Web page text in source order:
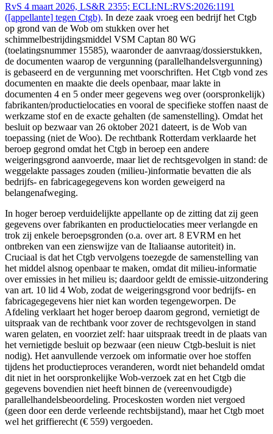
RvS 4 maart 2026, LS&R 2355; ECLI:NL:RVS:2026:1191
([appellante] tegen Ctgb). In deze zaak vroeg een bedrijf het Ctgb
op grond van de Wob om stukken over het
schimmelbestrijdingsmiddel VSM Captan 80 WG
(toelatingsnummer 15585), waaronder de aanvraag/dossierstukken,
de documenten waarop de vergunning (parallelhandelsvergunning)
is gebaseerd en de vergunning met voorschriften. Het Ctgb vond zes
documenten en maakte die deels openbaar, maar lakte in
documenten 4 en 5 onder meer gegevens weg over (oorspronkelijk)
fabrikanten/productielocaties en vooral de specifieke stoffen naast de
werkzame stof en de exacte gehalten (de samenstelling). Omdat het
besluit op bezwaar van 26 oktober 2021 dateert, is de Wob van
toepassing (niet de Woo). De rechtbank Rotterdam verklaarde het
beroep gegrond omdat het Ctgb in beroep een andere
weigeringsgrond aanvoerde, maar liet de rechtsgevolgen in stand: de
weggelakte passages zouden (milieu-)informatie bevatten die als
bedrijfs- en fabricagegegevens kon worden geweigerd na
belangenafweging.
In hoger beroep verduidelijkte appellante op de zitting dat zij geen
gegevens over fabrikanten en productielocaties meer verlangde en
trok zij enkele beroepsgronden (o.a. over art. 8 EVRM en het
ontbreken van een zienswijze van de Italiaanse autoriteit) in.
Cruciaal is dat het Ctgb vervolgens toezegde de samenstelling van
het middel alsnog openbaar te maken, omdat dit milieu-informatie
over emissies in het milieu is; daardoor geldt de emissie-uitzondering
van art. 10 lid 4 Wob, zodat de weigeringsgrond voor bedrijfs- en
fabricagegegevens hier niet kan worden tegengeworpen. De
Afdeling verklaart het hoger beroep daarom gegrond, vernietigt de
uitspraak van de rechtbank voor zover de rechtsgevolgen in stand
waren gelaten, en voorziet zelf: haar uitspraak treedt in de plaats van
het vernietigde besluit op bezwaar (een nieuw Ctgb-besluit is niet
nodig). Het aanvullende verzoek om informatie over hoe stoffen
tijdens het productieproces veranderen, wordt niet behandeld omdat
dit niet in het oorspronkelijke Wob-verzoek zat en het Ctgb die
gegevens bovendien niet heeft binnen de (vereenvoudigde)
parallelhandelsbeoordeling. Proceskosten worden niet vergoed
(geen door een derde verleende rechtsbijstand), maar het Ctgb moet
wel het griffierecht (€ 559) vergoeden.